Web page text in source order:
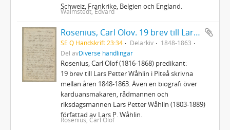
Schweiz, Frankrike, Belgien och England.
Walmstedt, Edvard
Rosenius, Carl Olov. 19 brev till Lars Petter Wåhlin
SE Q Handskrift 23:34 Delarkiv
1848-1863
Del avDiverse handlingar
Rosenius, Carl Olof (1816-1868) predikant:
19 brev till Lars Petter Wåhlin i Piteå skrivna
mellan åren 1848-1863. Även en biografi över
karduansmakaren, rådmannen och
riksdagsmannen Lars Petter Wåhlin (1803-1889)
författad av Lars P. Wåhlin.
Rosenius, Carl Olof